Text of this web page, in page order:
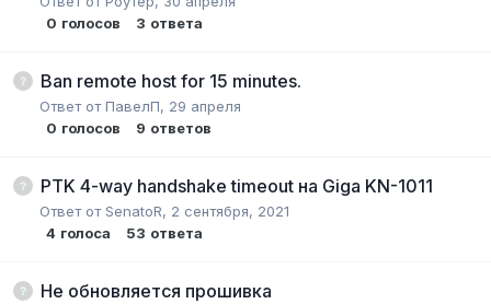
0 голосов 3 ответа
Ban remote host for 15 minutes.
Ответ отПавелП, 29 апреля
0 голосов 9 ответов
PTK 4-way handshake timeout на Giga KN-1011
Ответ отSenatoR, 2 сентября, 2021
4 голоса 53 ответа
Не обновляется прошивка